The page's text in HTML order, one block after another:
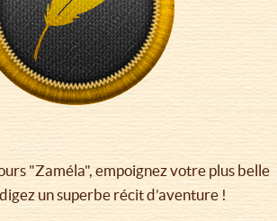
"Zaméla", empoignez votre plus belle
un superbe récit d’aventure !